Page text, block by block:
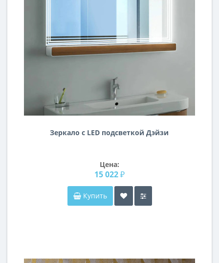
Зеркало с LED подсветкой Дэйзи
Цена:
15 022 ₽
Купить